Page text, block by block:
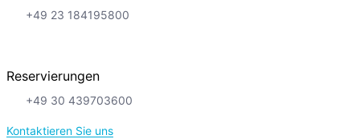
+49 23 184195800
Reservierungen
+49 30 439703600
Kontaktieren Sie uns